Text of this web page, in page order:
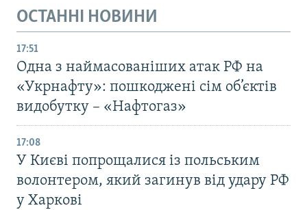
ОСТАННІ НОВИНИ
17:51
Одна з наймасованіших атак РФ на
«Укрнафту»: пошкоджені сім об’єктів
видобутку – «Нафтогаз»
17:08
У Києві попрощалися із польським
волонтером, який загинув від удару РФ
у Харкові